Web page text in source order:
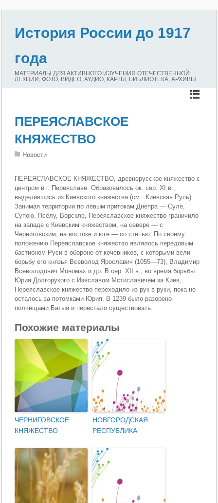
История России до 1917
года
МАТЕРИАЛЫ ДЛЯ АКТИВНОГО ИЗУЧЕНИЯ ОТЕЧЕСТВЕННОЙ:
ЛЕКЦИИ, ФОТО, ВИДЕО, АУДИО, КАРТЫ, БИБЛИОТЕКА, АРХИВЫ
ПЕРЕЯСЛАВСКОЕ
КНЯЖЕСТВО
Новости
ПЕРЕЯСЛАВСКОЕ КНЯЖЕСТВО, древнерусское княжество с
центром в г. Переяславе. Образовалось ок. сер. XI в.,
выделившись из Киевского княжества (см.: Киевская Русь).
Занимая территории по левым притокам Днепра — Суле,
Супою, Псёлу, Ворскле, Переяславское княжество граничило
на западе с Киевским княжеством, на севере — с
Черниговским, на востоке и юге — со степью. По своему
положению Переяславское княжество являлось передовым
бастионом Руси в обороне от кочевников, с которыми вели
борьбу его князья Всеволод Ярославич (1055—73), Владимир
Всеволодович Мономах и др. В сер. XII в., во время борьбы
Юрия Долгорукого с Изяславом Мстиславичем за Киев,
Переяславское княжество переходило из рук в руки, пока не
осталось за потомками Юрия. В 1239 было разорено
полчищами Батыя и перестало существовать.
Похожие материалы
ЧЕРНИГОВСКОЕ
КНЯЖЕСТВО
НОВГОРОДСКАЯ
РЕСПУБЛИКА